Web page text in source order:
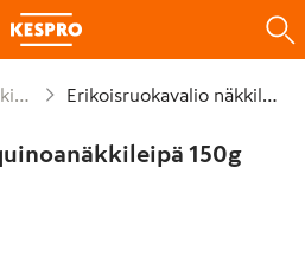
Erikoisruokavalio näkkileipä
150g